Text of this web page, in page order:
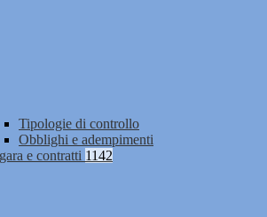
Tipologie di controllo
Obblighi e adempimenti
e contratti 1142